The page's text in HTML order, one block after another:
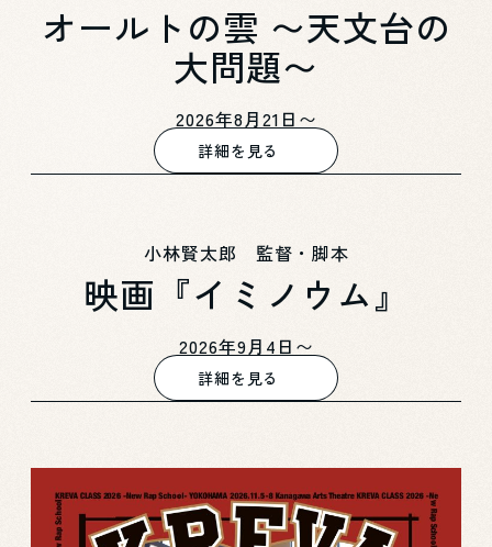
オールトの雲 〜天文台の
大問題〜
2026年8月21日〜
詳細を見る
小林賢太郎 監督・脚本
映画『イミノウム』
2026年9月4日〜
詳細を見る